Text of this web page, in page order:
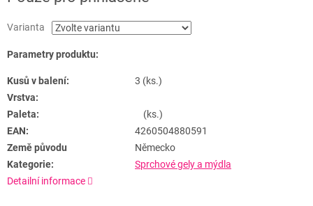
Varianta
Parametry produktu:
Kusů v balení:
3 (ks.)
Vrstva:
Paleta:
(ks.)
EAN:
4260504880591
Země původu
Německo
Kategorie:
Sprchové gely a mýdla
Detailní informace